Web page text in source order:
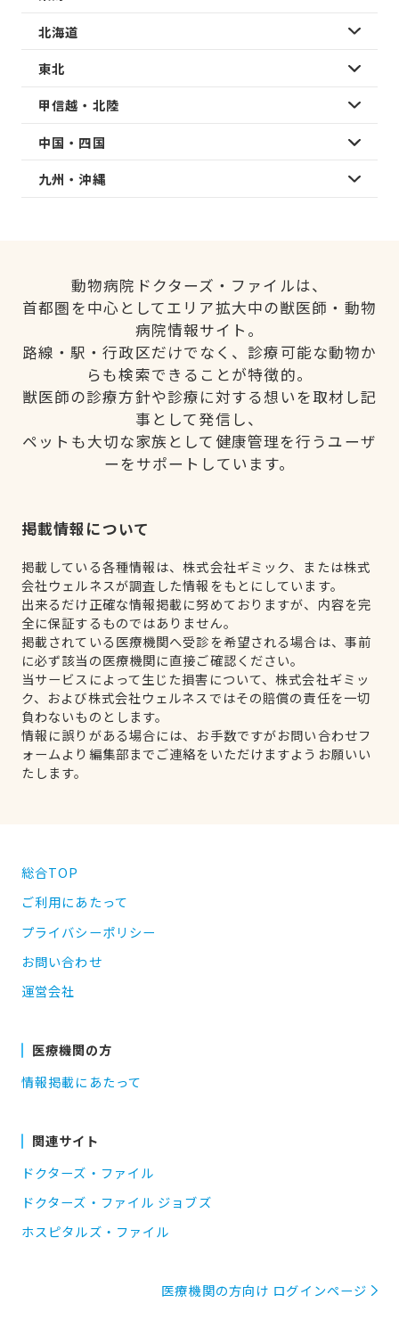
北海道
東北
甲信越・北陸
中国・四国
九州・沖縄
動物病院ドクターズ・ファイルは、
首都圏を中心としてエリア拡大中の獣医師・動物
病院情報サイト。
路線・駅・行政区だけでなく、診療可能な動物か
らも検索できることが特徴的。
獣医師の診療方針や診療に対する想いを取材し記
事として発信し、
ペットも大切な家族として健康管理を行うユーザ
ーをサポートしています。
掲載情報について
掲載している各種情報は、株式会社ギミック、または株式
会社ウェルネスが調査した情報をもとにしています。
出来るだけ正確な情報掲載に努めておりますが、内容を完
全に保証するものではありません。
掲載されている医療機関へ受診を希望される場合は、事前
に必ず該当の医療機関に直接ご確認ください。
当サービスによって生じた損害について、株式会社ギミッ
ク、および株式会社ウェルネスではその賠償の責任を一切
負わないものとします。
情報に誤りがある場合には、お手数ですがお問い合わせフ
ォームより編集部までご連絡をいただけますようお願いい
たします。
総合TOP
ご利用にあたって
プライバシーポリシー
お問い合わせ
運営会社
医療機関の方
情報掲載にあたって
関連サイト
ドクターズ・ファイル
ドクターズ・ファイル ジョブズ
ホスピタルズ・ファイル
医療機関の方向け ログインページ